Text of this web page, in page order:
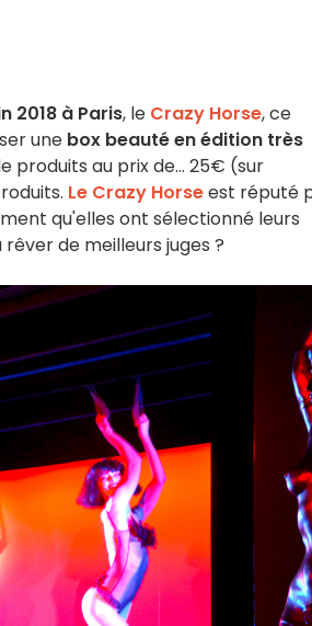
2018 à Paris, le Crazy Horse, ce
une box beauté en édition très
produits au prix de... 25€ (sur
Le Crazy Horseest réputé
qu'elles ont sélectionné leurs
de meilleurs juges ?